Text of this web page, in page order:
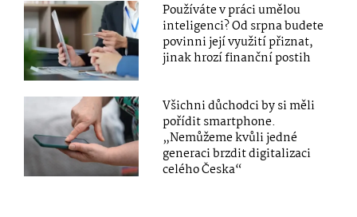
Používáte v práci umělou
inteligenci? Od srpna budete
povinni její využití přiznat,
jinak hrozí finanční postih
Všichni důchodci by si měli
pořídit smartphone.
„Nemůžeme kvůli jedné
generaci brzdit digitalizaci
celého Česka“